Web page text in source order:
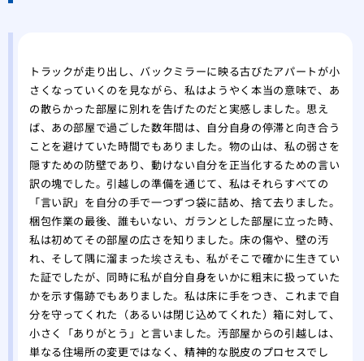
ゴ
す
す
汚
相場
トラックが走り出し、バックミラーに映る古びたアパートが小
さくなっていくのを見ながら、私はようやく本当の意味で、あ
の散らかった部屋に別れを告げたのだと実感しました。思え
ば、あの部屋で過ごした数年間は、自分自身の停滞と向き合う
ことを避けていた時間でもありました。物の山は、私の弱さを
隠すための防壁であり、動けない自分を正当化するための言い
訳の塊でした。引越しの準備を通じて、私はそれらすべての
「言い訳」を自分の手で一つずつ袋に詰め、捨て去りました。
梱包作業の最後、誰もいない、ガランとした部屋に立った時、
私は初めてその部屋の広さを知りました。床の傷や、壁の汚
れ、そして隅に溜まった埃さえも、私がそこで確かに生きてい
た証でしたが、同時に私が自分自身をいかに粗末に扱っていた
かを示す傷跡でもありました。私は床に手をつき、これまで自
分を守ってくれた（あるいは閉じ込めてくれた）箱に対して、
小さく「ありがとう」と言いました。汚部屋からの引越しは、
単なる住場所の変更ではなく、精神的な脱皮のプロセスでし